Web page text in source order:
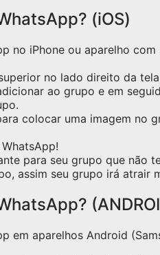
(iOS)
no iPhone ou aparelho
no lado direito da
ao grupo e em
colocar uma imagem no
para seu grupo que não
assim seu grupo irá atrair
em aparelhos Android